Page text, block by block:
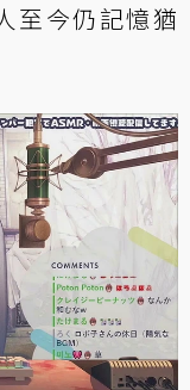
至今仍記憶猶